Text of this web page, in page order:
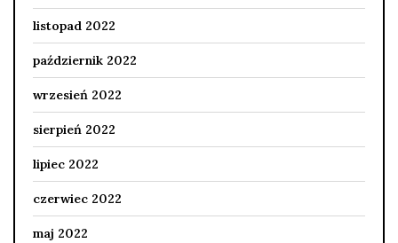
listopad 2022
październik 2022
wrzesień 2022
sierpień 2022
lipiec 2022
czerwiec 2022
maj 2022